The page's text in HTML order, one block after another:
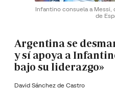
Infantino consuela a
de
Argentina se
y sí apoya a
bajo su liderazgo»
David Sánchez de Castro